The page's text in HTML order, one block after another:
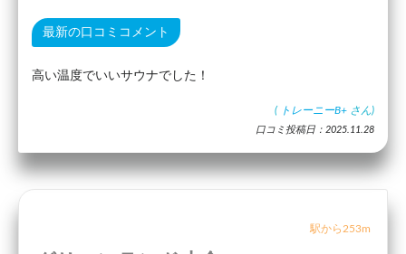
最新の口コミコメント
高い温度でいいサウナでした！
( トレーニーB+ さん)
口コミ投稿日：2025.11.28
駅から253m